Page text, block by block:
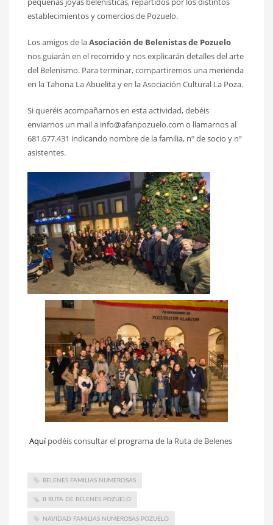
establecimientos y comercios de Pozuelo.
Los amigos de laAsociación de Belenistas de Pozuelo
nos guiarán en el recorrido y nos explicarán detalles del arte
del Belenismo. Para terminar, compartiremos una merienda
en la Tahona La Abuelita y en la Asociación Cultural La Poza.
Si queréis acompañarnos en esta actividad, debéis
enviarnos un mail a info@afanpozuelo.com o llamarnos al
681.677.431 indicando nombre de la familia, nº de socio y nº
asistentes.
Aquípodéis consultar el programa de la Ruta de Belenes
BELENES FAMILIAS NUMEROSAS
II RUTA DE BELENES POZUELO
NAVIDAD FAMILIAS NUMEROSAS POZUELO